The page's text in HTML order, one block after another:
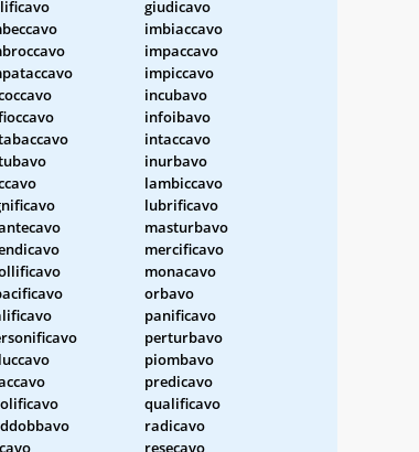
giudicavo
imbiaccavo
impaccavo
impiccavo
incubavo
infoibavo
intaccavo
inurbavo
lambiccavo
lubrificavo
masturbavo
mercificavo
monacavo
orbavo
panificavo
perturbavo
piombavo
predicavo
qualificavo
radicavo
resecavo